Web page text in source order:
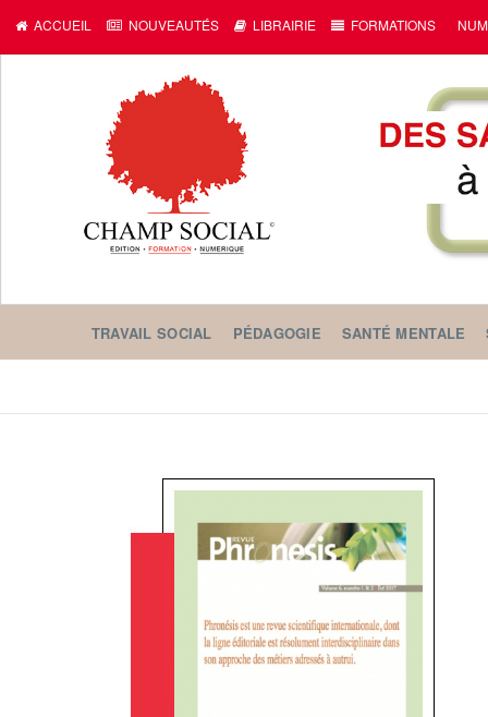
ACCUEIL NOUVEAUTÉS LIBRAIRIE FORMATIONS
TRAVAIL SOCIAL PÉDAGOGIE SANTÉ MENTALE